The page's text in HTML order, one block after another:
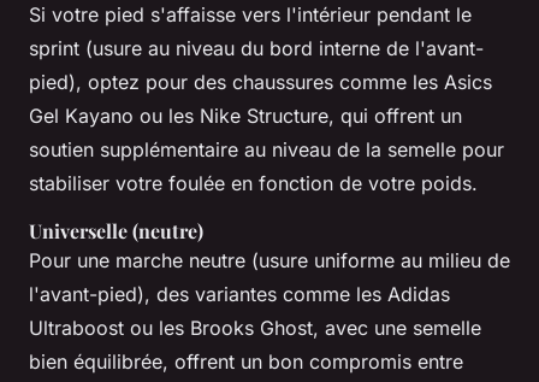
Si votre pied s'affaisse vers l'intérieur pendant le
sprint (usure au niveau du bord interne de l'avant-
pied), optez pour des chaussures comme les Asics
Gel Kayano ou les Nike Structure, qui offrent un
soutien supplémentaire au niveau de la semelle pour
stabiliser votre foulée en fonction de votre poids.
Universelle (neutre)
Pour une marche neutre (usure uniforme au milieu de
l'avant-pied), des variantes comme les Adidas
Ultraboost ou les Brooks Ghost, avec une semelle
bien équilibrée, offrent un bon compromis entre